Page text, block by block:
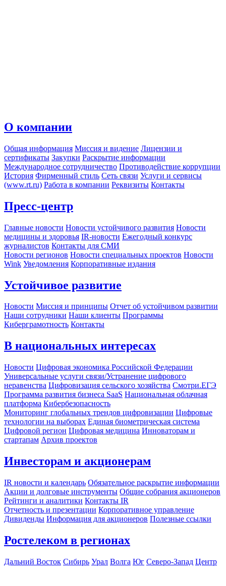
О компании
Общая информация Миссия и видение Лицензии и
сертификаты Закупки Раскрытие информации
Международное сотрудничество Противодействие коррупции
История Фирменный стиль Сеть связи Услуги и сервисы
(www.rt.ru) Работа в компании Реквизиты Контакты
Пресс-центр
Главные новости Новости устойчивого развития Новости
медицины и здоровья IR-новости Ежегодный конкурс
журналистов Контакты для СМИ
Новости регионов Новости специальных проектов Новости
Wink Уведомления Корпоративные издания
Устойчивое развитие
Новости Миссия и принципы Отчет об устойчивом развитии
Наши сотрудники Наши клиенты Программы
Киберграмотность Контакты
В национальных интересах
Новости Цифровая экономика Российской Федерации
Универсальные услуги связи/Устранение цифрового
неравенства Цифровизация сельского хозяйства Смотри.ЕГЭ
Программа развития бизнеса SaaS Национальная облачная
платформа Кибербезопасность
Мониторинг глобальных трендов цифровизации Цифровые
технологии на выборах Единая биометрическая система
Цифровой регион Цифровая медицина Инноваторам и
стартапам Архив проектов
Инвесторам и акционерам
IR новости и календарь Обязательное раскрытие информации
Акции и долговые инструменты Общие собрания акционеров
Рейтинги и аналитики Контакты IR
Отчетность и презентации Корпоративное управление
Дивиденды Информация для акционеров Полезные ссылки
Ростелеком в регионах
Дальний Восток Сибирь Урал Волга Юг Северо-Запад Центр